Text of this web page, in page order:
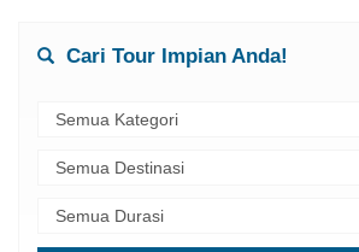
Cari Tour Impian Anda!